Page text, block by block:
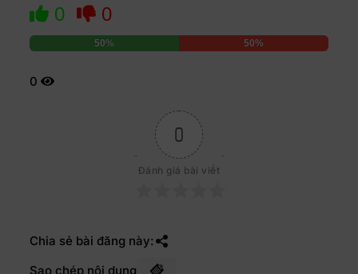
0 0
50% 50%
0
0
Đánh giá bài viết
Chia sẻ bài đăng này:
Sao chép nội dung